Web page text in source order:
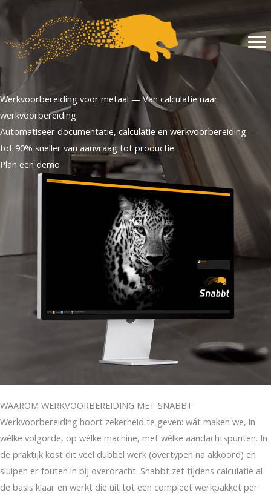
Ga
naar
de
inhoud
Werkvoorbereiding voor metaal — Van calculatie naar
werkvoorbereiding.
Automatiseer documentatie, calculatie en werkvoorbereiding —
tot 90% sneller van aanvraag tot productie.
Plan een demo
WAAROM WERKVOORBEREIDING MET SNABBT
Werkvoorbereiding hoort zekerheid te geven: wát maken we, in
wélke volgorde, op wélke machine, met wélke aandachtspunten. In
de praktijk kost dit veel dubbel werk (overtypen na akkoord) en
sluipen er fouten in bij overdracht. Snabbt zet tijdens calculatie al
de basis klaar en werkt die uit tot een compleet werkpakket per